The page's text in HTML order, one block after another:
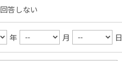
回答しない
年 月 日